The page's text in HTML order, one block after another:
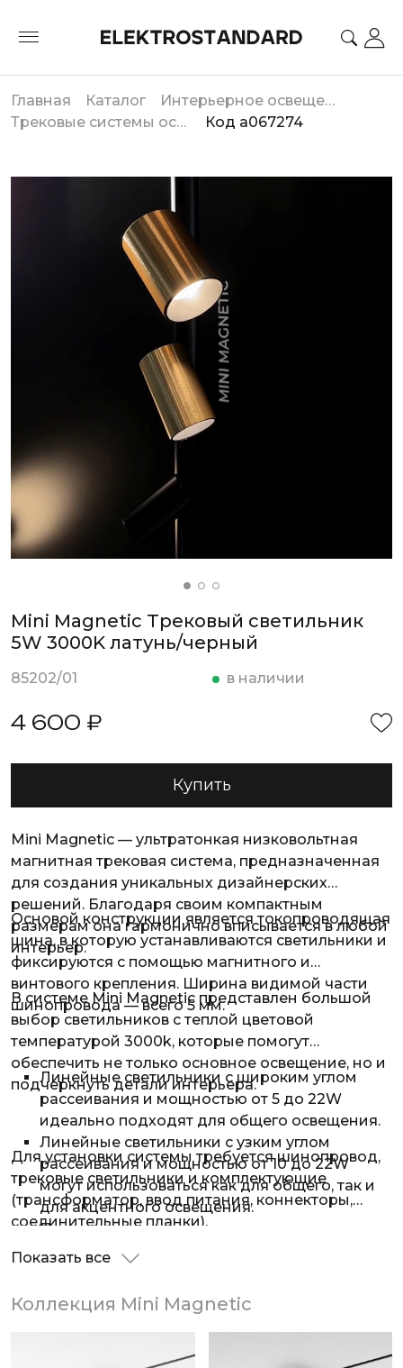
Главная Каталог
Интерьерное освещение
Трековые системы освещения
Код a067274
Mini Magnetic Трековый светильник
5W 3000K латунь/черный
85202/01 в наличии
4 600 ₽
Купить
Mini Magnetic — ультратонкая низковольтная
магнитная трековая система, предназначенная
для создания уникальных дизайнерских
решений. Благодаря своим компактным
размерам она гармонично вписывается в любой
интерьер.
Основой конструкции является токопроводящая
шина, в которую устанавливаются светильники и
фиксируются с помощью магнитного и
винтового крепления. Ширина видимой части
шинопровода — всего 5 мм.
В системе Mini Magnetic представлен большой
выбор светильников с теплой цветовой
температурой 3000k, которые помогут
обеспечить не только основное освещение, но и
подчеркнуть детали интерьера.
Линейные светильники с широким углом
рассеивания и мощностью от 5 до 22W
идеально подходят для общего освещения.
Линейные светильники с узким углом
рассеивания и мощностью от 10 до 22W
могут использоваться как для общего, так и
для акцентного освещения.
Подвесные светильники в трендовом цвете
латунь создают направленный свет и станут
Классические споты с мощностью 5 и 9W
предлагают направленное акцентное
Гибкий светильник предназначен для
Для установки системы требуется шинопровод,
трековые светильники и комплектующие
(трансформатор, ввод питания, коннекторы,
соединительные планки).
Показать все
Коллекция Mini Magnetic